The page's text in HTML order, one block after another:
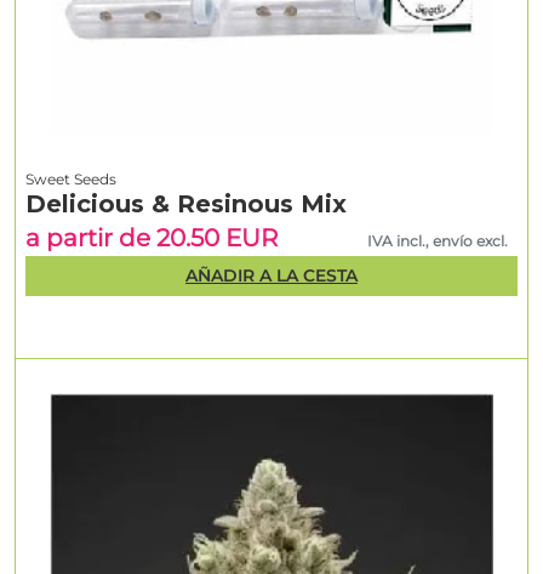
Sweet Seeds
Delicious & Resinous Mix
a partir de 20.50 EUR
IVA incl., envío excl.
AÑADIR A LA CESTA